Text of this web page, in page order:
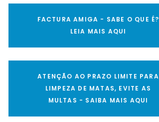
FACTURA AMIGA - SABE O QUE É?
LEIA MAIS AQUI
ATENÇÃO AO PRAZO LIMITE PARA
LIMPEZA DE MATAS, EVITE AS
MULTAS - SAIBA MAIS AQUI